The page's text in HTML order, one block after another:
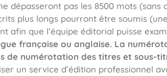
dépasseront pas les 8500 mots (sans
plus longs pourront être soumis
afin que l’équipe éditorial puisse
française ou anglaise. La
de numérotation des titres et sous-
un service d’édition professionnel